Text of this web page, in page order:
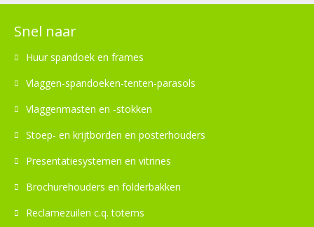
Snel naar
Huur spandoek en frames
Vlaggen-spandoeken-tenten-parasols
Vlaggenmasten en -stokken
Stoep- en krijtborden en posterhouders
Presentatiesystemen en vitrines
Brochurehouders en folderbakken
Reclamezuilen c.q. totems